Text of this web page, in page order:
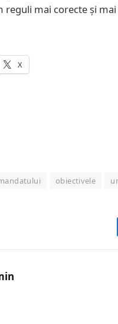
reguli mai corecte și
X
obiectivele